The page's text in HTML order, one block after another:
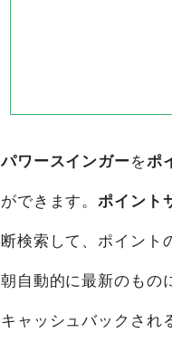
パワースインガー を ポ
ができます。ポイント
断検索して、ポイン